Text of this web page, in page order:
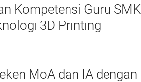
Kompetensi Guru SMK
3D Printing
MoA dan IA dengan